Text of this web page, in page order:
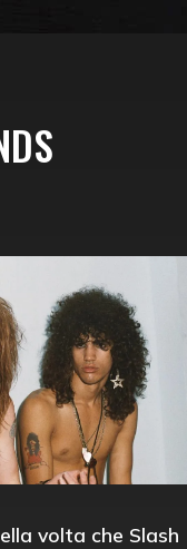
volta che Slash